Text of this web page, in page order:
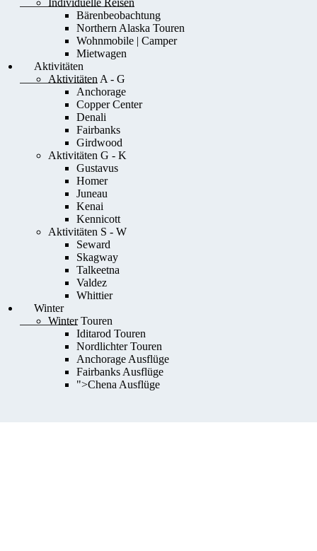
Individuelle Reisen
Bärenbeobachtung
Northern Alaska Touren
Wohnmobile | Camper
Mietwagen
Aktivitäten
Aktivitäten A - G
Anchorage
Copper Center
Denali
Fairbanks
Girdwood
Aktivitäten G - K
Gustavus
Homer
Juneau
Kenai
Kennicott
Aktivitäten S - W
Seward
Skagway
Talkeetna
Valdez
Whittier
Winter
Winter Touren
Iditarod Touren
Nordlichter Touren
Anchorage Ausflüge
Fairbanks Ausflüge
">Chena Ausflüge